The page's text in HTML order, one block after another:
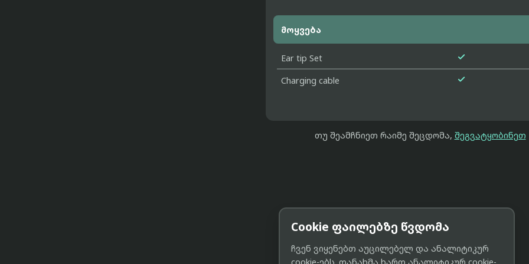
მოყვება
Ear tip Set 
Charging cable 
თუ შეამჩნიეთ რაიმე შეცდომა, შეგვატყობინეთ
Cookie ფაილებზე წვდომა
ჩვენ ვიყენებთ აუცილებელ და ანალიტიკურ